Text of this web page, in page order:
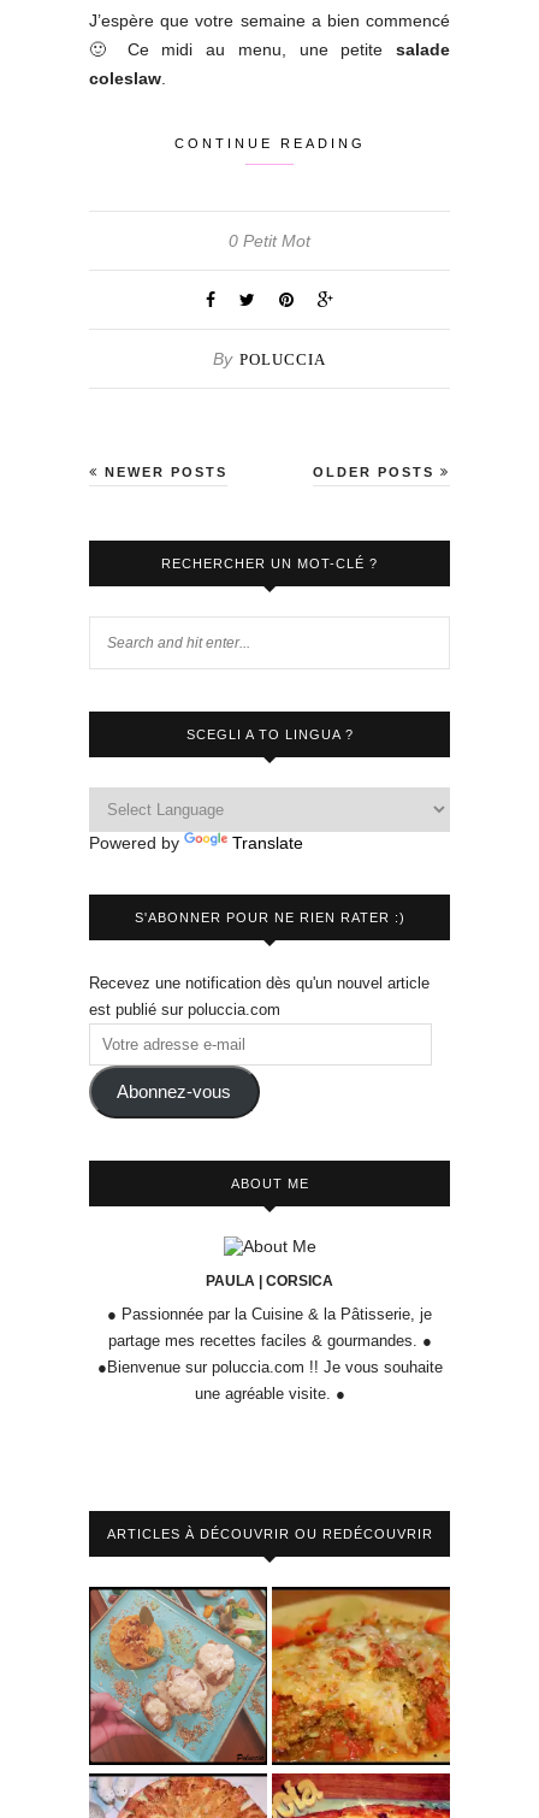
J’espère que votre semaine a bien commencé
🙂 Ce midi au menu, une petite salade
coleslaw.
CONTINUE READING
0 Petit Mot
By POLUCCIA
OLDER POSTS
NEWER POSTS
RECHERCHER UN MOT-CLÉ ?
SCEGLI A TO LINGUA ?
Powered by Translate
S'ABONNER POUR NE RIEN RATER :)
Recevez une notification dès qu'un nouvel article
est publié sur poluccia.com
Abonnez-vous
ABOUT ME
PAULA | CORSICA
● Passionnée par la Cuisine & la Pâtisserie, je
partage mes recettes faciles & gourmandes. ●
●Bienvenue sur poluccia.com !! Je vous souhaite
une agréable visite. ●
ARTICLES À DÉCOUVRIR OU REDÉCOUVRIR